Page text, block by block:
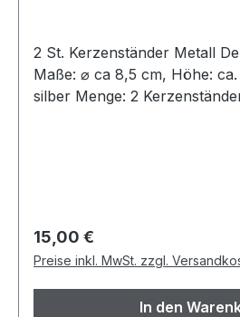
2 St. Kerzenständer Metall
Maße: ⌀ ca 8,5 cm, Höhe: ca. 22
silber Menge: 2 Kerzenständer Gepflegter
Regulärer Preis:
15,00 €
Preise inkl. MwSt. zzgl.
In den